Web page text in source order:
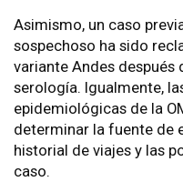
Asimismo, un caso
sospechoso ha sido
variante Andes después
serología. Igualmente,
epidemiológicas de la
determinar la fuente de
historial de viajes y las
caso.